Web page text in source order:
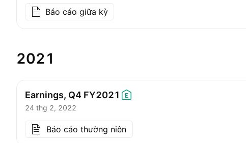
Báo cáo giữa kỳ
2021
Earnings, Q4 FY2021
24 thg 2, 2022
Báo cáo thường niên